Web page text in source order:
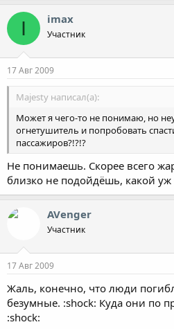
I imax
Участник
17 Авг 2009
Majesty написал(а):
Может я чего-то не понимаю, но
огнетушитель и попробовать
пассажиров?!?!?
Не понимаешь. Скорее всего
близко не подойдёшь, какой уж
AVenger
Участник
17 Авг 2009
Жаль, конечно, что люди
безумные. :shock: Куда они по
:shock: